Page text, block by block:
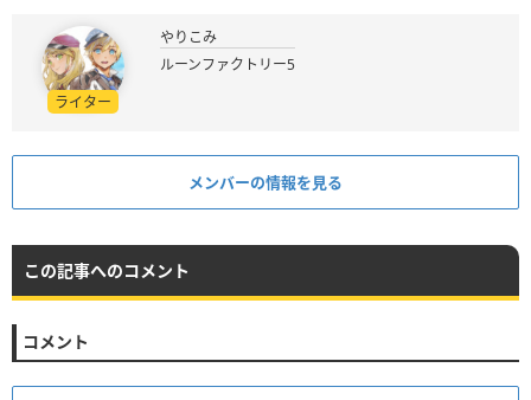
ライター
やりこみ
ルーンファクトリー5
メンバーの情報を見る
この記事へのコメント
コメント